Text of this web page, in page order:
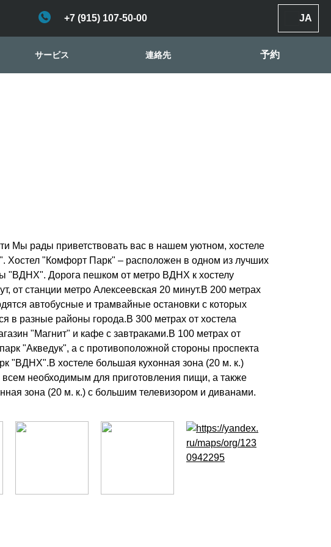
+7 (915) 107-50-00 JA
サービス 連絡先 予約
Мы рады приветствовать вас в нашем уютном, хостеле
Хостел "Комфорт Парк" – расположен в одном из лучших
"ВДНХ". Дорога пешком от метро ВДНХ к хостелу
от станции метро Алексеевская 20 минут.В 200 метрах
автобусные и трамвайные остановки с которых
в разные районы города.В 300 метрах от хостела
"Магнит" и кафе с завтраками.В 100 метрах от
"Акведук", а с противоположной стороны проспекта
"ВДНХ".В хостеле большая кухонная зона (20 м. к.)
всем необходимым для приготовления пищи, а также
зона (20 м. к.) с большим телевизором и диванами.